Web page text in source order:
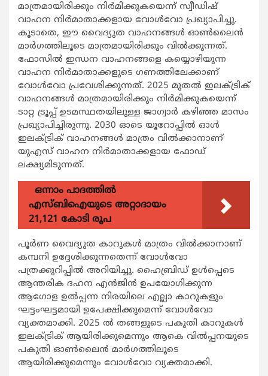
മാത്രമായിരിക്കും നിര്‍മിക്കുകയെന്ന് സ്വീഡിഷ്
വാഹന നിര്‍മാതാക്കളായ വോള്‍വോ പ്രഖ്യാപിച്ചു.
കൂടാതെ, ഈ വൈദ്യുത വാഹനങ്ങള്‍ ഓണ്‍ലൈന്‍
മാര്‍ഗത്തിലൂടെ മാത്രമായിരിക്കും വില്‍ക്കുന്നത്.
ഫോസില്‍ ഇന്ധന വാഹനങ്ങളെ കയ്യൊഴിയുന്ന
വാഹന നിര്‍മാതാക്കളുടെ ഗണത്തിലേക്കാണ്
വോള്‍വോ പ്രവേശിക്കുന്നത്. 2025 മുതല്‍ ഇലക്ട്രിക്
വാഹനങ്ങള്‍ മാത്രമായിരിക്കും നിര്‍മിക്കുകയെന്ന്
ടാറ്റ ട്രൂപ്പ് ഉടമസ്ഥതയിലുള്ള ജാഗ്വാര്‍ കഴിഞ്ഞ മാസം
പ്രഖ്യാപിച്ചിരുന്നു. 2030 ഓടെ യൂറോപ്പില്‍ ഓള്‍
ഇലക്ട്രിക് വാഹനങ്ങള്‍ മാത്രം വില്‍ക്കാനാണ്
യുഎസ് വാഹന നിര്‍മാതാക്കളായ ഫോഡ്
ലക്ഷ്യമിടുന്നത്.
ഒന്നാം പാദത്തിൽ
എസ്ബിഐയുടെ അറ്റാദായം
21,121 കോടി രൂപ
പൂര്‍ണ വൈദ്യുത കാറുകള്‍ മാത്രം വില്‍ക്കാനാണ്
കമ്പനി ഉദ്ദേശിക്കുന്നതെന്ന് വോള്‍വോ
പത്രക്കുറിപ്പില്‍ അറിയിച്ചു. ഹൈബ്രിഡ് ഉള്‍പ്പെടെ
ആന്തരിക ദഹന എന്‍ജിന്‍ ഉപയോഗിക്കുന്ന
ആഗോള ഉല്‍പ്പന്ന നിരയിലെ എല്ലാ കാറുകളും
ഘട്ടംഘട്ടമായി ഉപേക്ഷിക്കുമെന്ന് വോള്‍വോ
വ്യക്തമാക്കി. 2025 ല്‍ തങ്ങളുടെ പകുതി കാറുകള്‍
ഇലക്ട്രിക് ആയിരിക്കുമെന്നും ആകെ വില്‍പ്പനയുടെ
പകുതി ഓണ്‍ലൈന്‍ മാര്‍ഗത്തിലൂടെ
ആയിരിക്കുമെന്നും വോള്‍വോ വ്യക്തമാക്കി.